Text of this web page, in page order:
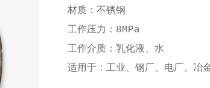
材质：不锈钢
工作压力：8MPa
工作介质：乳化液、水
适用于：工业、钢厂、电厂、冶